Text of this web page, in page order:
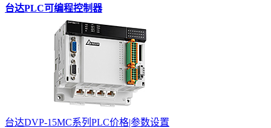
台达PLC可编程控制器
台达DVP-15MC系列PLC价格|参数设置